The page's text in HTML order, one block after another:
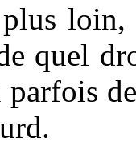
loin,
quel
parfois